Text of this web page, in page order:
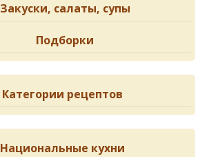
Закуски, салаты, супы
Подборки
Категории рецептов
Национальные кухни